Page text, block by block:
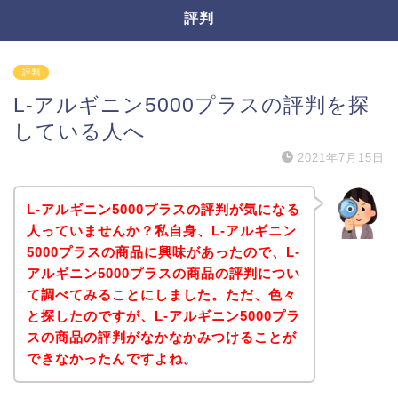
評判
評判
L-アルギニン5000プラスの評判を探
している人へ
2021年7月15日
L-アルギニン5000プラスの評判が気になる
人っていませんか？私自身、L-アルギニン
5000プラスの商品に興味があったので、L-
アルギニン5000プラスの商品の評判につい
て調べてみることにしました。ただ、色々
と探したのですが、L-アルギニン5000プラ
スの商品の評判がなかなかみつけることが
できなかったんですよね。